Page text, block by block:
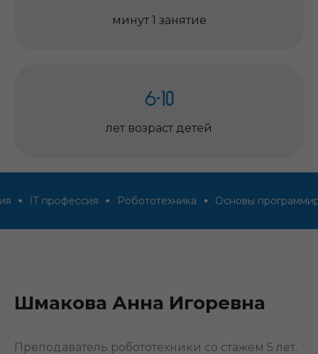
минут 1 занятие
6-10
лет возраст детей
IT профессия Робототехника Основы
Шмакова Анна Игоревна
Преподаватель робототехники со стажем 5 лет.
Тарифы